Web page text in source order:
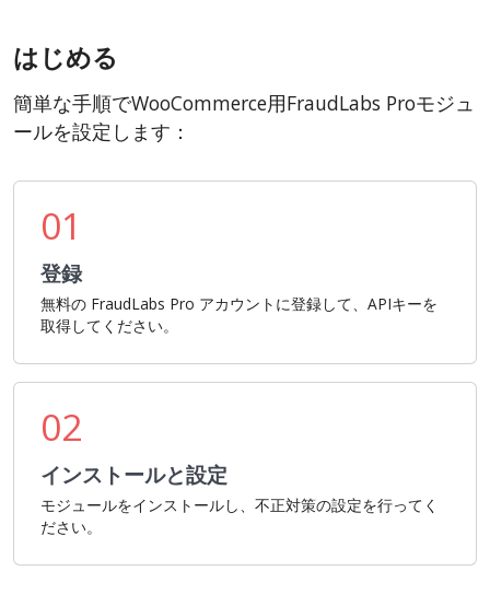
はじめる
簡単な手順でWooCommerce用FraudLabs Proモジュ
ールを設定します：
01
登録
無料の FraudLabs Pro アカウントに登録して、APIキーを
取得してください。
02
インストールと設定
モジュールをインストールし、不正対策の設定を行ってく
ださい。